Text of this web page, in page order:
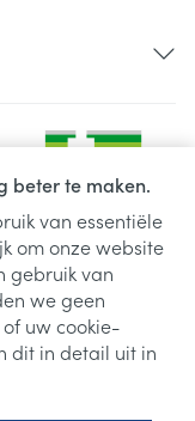
beter te maken.
van essentiële
om onze website
gebruik van
we geen
uw cookie-
dit in detail uit in